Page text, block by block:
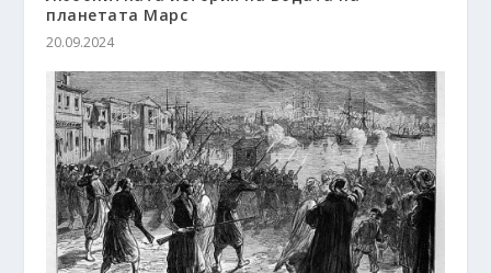
планетата Марс
20.09.2024